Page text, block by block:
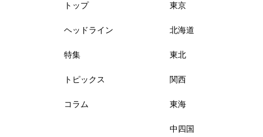
トップ
ヘッドライン
特集
トピックス
コラム
東京
北海道
東北
関西
東海
中四国